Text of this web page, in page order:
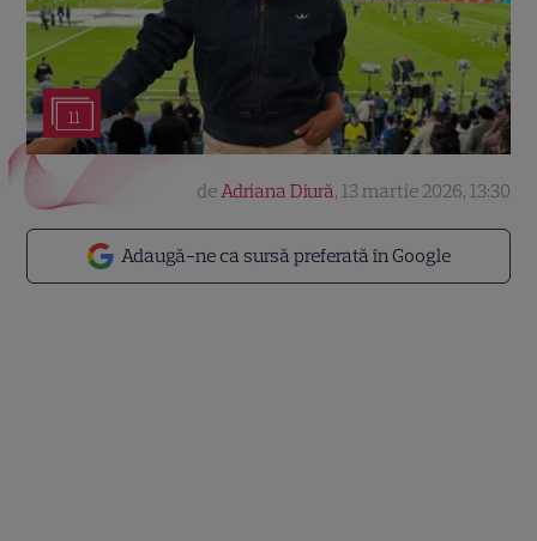
11
Adaugă-ne ca sursă preferată în Google
deAdriana Diură, 13 martie 2026, 13:30